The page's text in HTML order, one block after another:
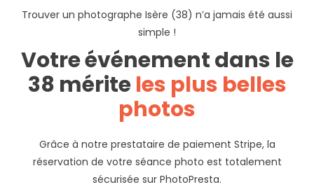
Trouver un photographe Isère (38) n’a jamais été aussi
simple !
Votre événement dans le
38 mériteles plus belles
photos
Grâce à notre prestataire de paiement Stripe, la
réservation de votre séance photo est totalement
sécurisée sur PhotoPresta.